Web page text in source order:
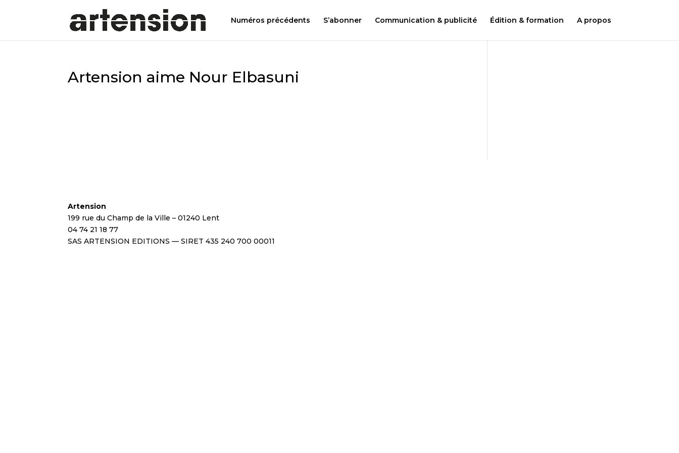
Numéros précédents S’abonner Communication & publicité Édition & formation A propos
Artension aime Nour Elbasuni
Artension
199 rue du Champ de la Ville – 01240 Lent
04 74 21 18 77
SAS ARTENSION EDITIONS — SIRET 435 240 700 00011